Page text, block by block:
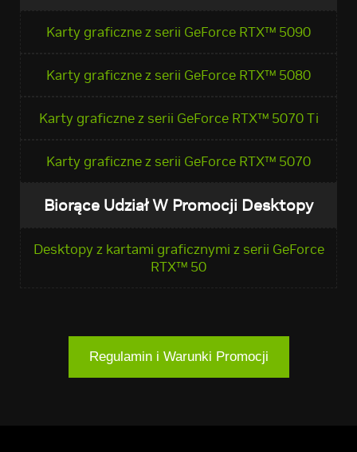
Karty graficzne z serii GeForce RTX™ 5090
Karty graficzne z serii GeForce RTX™ 5080
Karty graficzne z serii GeForce RTX™ 5070 Ti
Karty graficzne z serii GeForce RTX™ 5070
Biorące Udział W Promocji Desktopy
Desktopy z kartami graficznymi z serii GeForce
RTX™ 50
Regulamin i Warunki Promocji